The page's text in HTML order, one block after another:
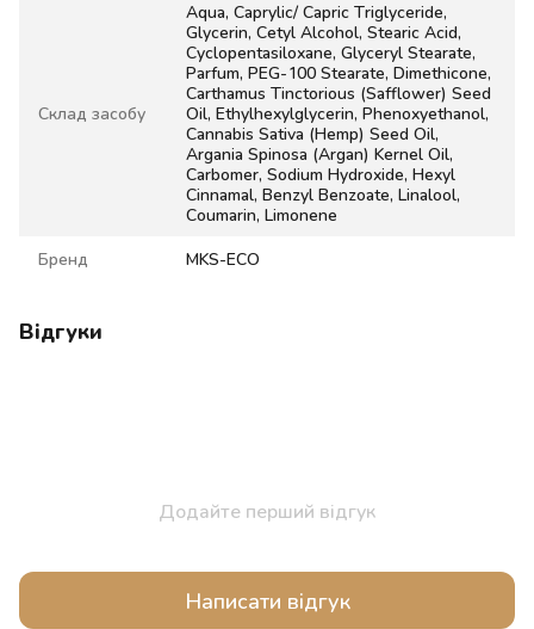
Склад засобу
Aqua, Caprylic/ Capric Triglyceride,
Glycerin, Cetyl Alcohol, Stearic Acid,
Cyclopentasiloxane, Glyceryl Stearate,
Parfum, PEG-100 Stearate, Dimethicone,
Carthamus Tinctorious (Safflower) Seed
Oil, Ethylhexylglycerin, Phenoxyethanol,
Cannabis Sativa (Hemp) Seed Oil,
Argania Spinosa (Argan) Kernel Oil,
Carbomer, Sodium Hydroxide, Hexyl
Cinnamal, Benzyl Benzoate, Linalool,
Coumarin, Limonene
Бренд MKS-ECO
Відгуки
Додайте перший відгук
Написати відгук